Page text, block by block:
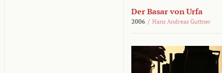
Der Basar von Urfa
2006 / Hans Andreas Guttner